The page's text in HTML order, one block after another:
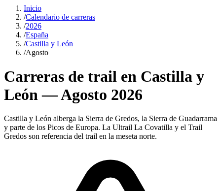
Inicio
/Calendario de carreras
/2026
/España
/Castilla y León
/Agosto
Carreras de trail en Castilla y
León — Agosto 2026
Castilla y León alberga la Sierra de Gredos, la Sierra de Guadarrama
y parte de los Picos de Europa. La Ultrail La Covatilla y el Trail
Gredos son referencia del trail en la meseta norte.